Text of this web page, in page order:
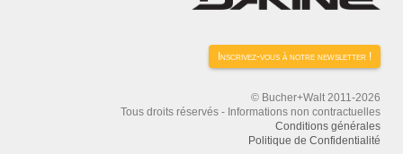
Inscrivez-vous à notre newsletter !
© Bucher+Walt 2011-2026
Tous droits réservés - Informations non contractuelles
Conditions générales
Politique de Confidentialité